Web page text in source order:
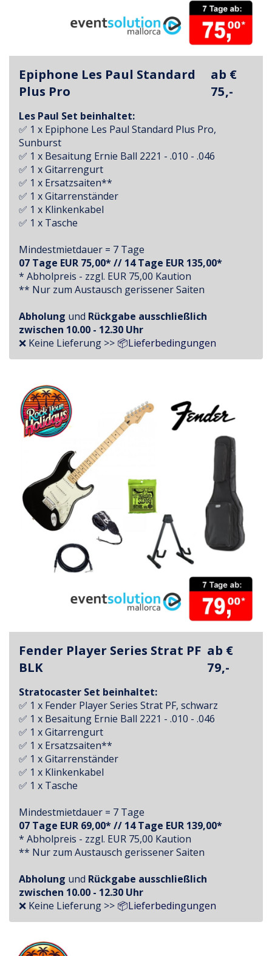
Epiphone Les Paul Standard
Plus Pro
ab €
75,-
Les Paul Set beinhaltet:
✅ 1 x Epiphone Les Paul Standard Plus Pro,
Sunburst
✅ 1 x Besaitung Ernie Ball 2221 - .010 - .046
✅ 1 x Gitarrengurt
✅ 1 x Ersatzsaiten**
✅ 1 x Gitarrenständer
✅ 1 x Klinkenkabel
✅ 1 x Tasche
Mindestmietdauer = 7 Tage
07 Tage EUR 75,00* // 14 Tage EUR 135,00*
* Abholpreis - zzgl. EUR 75,00 Kaution
** Nur zum Austausch gerissener Saiten
Abholung und Rückgabe ausschließlich
zwischen 10.00 - 12.30 Uhr
❌ Keine Lieferung >> 📦Lieferbedingungen
Fender Player Series Strat PF
BLK
ab €
79,-
Stratocaster Set beinhaltet:
✅ 1 x Fender Player Series Strat PF, schwarz
✅ 1 x Besaitung Ernie Ball 2221 - .010 - .046
✅ 1 x Gitarrengurt
✅ 1 x Ersatzsaiten**
✅ 1 x Gitarrenständer
✅ 1 x Klinkenkabel
✅ 1 x Tasche
Mindestmietdauer = 7 Tage
07 Tage EUR 69,00* // 14 Tage EUR 139,00*
* Abholpreis - zzgl. EUR 75,00 Kaution
** Nur zum Austausch gerissener Saiten
Abholung und Rückgabe ausschließlich
zwischen 10.00 - 12.30 Uhr
❌ Keine Lieferung >> 📦Lieferbedingungen